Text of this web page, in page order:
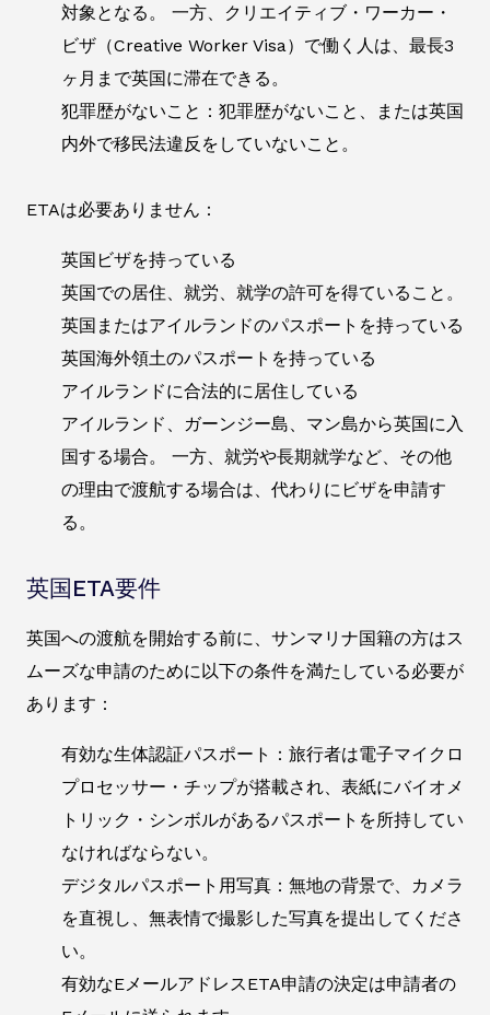
対象となる。 一方、クリエイティブ・ワーカー・
ビザ（Creative Worker Visa）で働く人は、最長3
ヶ月まで英国に滞在できる。
犯罪歴がないこと：犯罪歴がないこと、または英国
内外で移民法違反をしていないこと。
ETAは必要ありません：
英国ビザを持っている
英国での居住、就労、就学の許可を得ていること。
英国またはアイルランドのパスポートを持っている
英国海外領土のパスポートを持っている
アイルランドに合法的に居住している
アイルランド、ガーンジー島、マン島から英国に入
国する場合。 一方、就労や長期就学など、その他
の理由で渡航する場合は、代わりにビザを申請す
る。
英国ETA要件
英国への渡航を開始する前に、サンマリナ国籍の方はス
ムーズな申請のために以下の条件を満たしている必要が
あります：
有効な生体認証パスポート：旅行者は電子マイクロ
プロセッサー・チップが搭載され、表紙にバイオメ
トリック・シンボルがあるパスポートを所持してい
なければならない。
デジタルパスポート用写真：無地の背景で、カメラ
を直視し、無表情で撮影した写真を提出してくださ
い。
有効なEメールアドレスETA申請の決定は申請者の